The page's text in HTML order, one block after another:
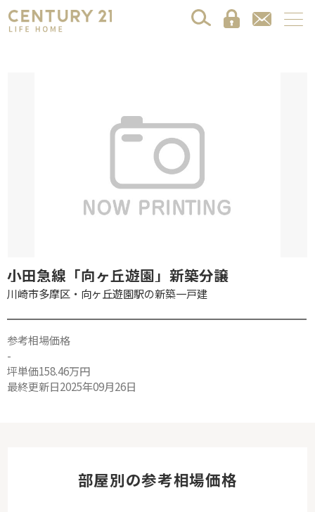
小田急線「向ヶ丘遊園」新築分譲
川崎市多摩区・向ヶ丘遊園駅の新築一戸建
参考相場価格
-
坪単価158.46万円
最終更新日2025年09月26日
部屋別の参考相場価格